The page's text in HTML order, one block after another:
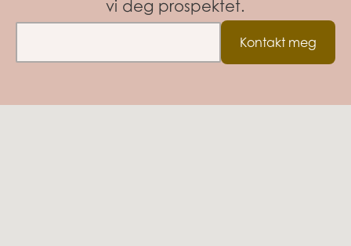
vi deg prospektet.